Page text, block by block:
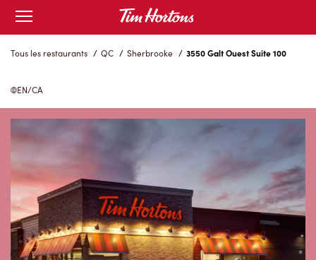
Skip
Content
Open
mobile
menu
Tous les restaurants / QC / Sherbrooke / 3550 Galt Ouest Suite 100
EN/CA